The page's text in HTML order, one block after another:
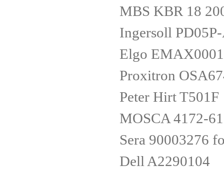
MBS KBR 18
Ingersoll
Elgo
Proxitron
Peter Hirt T501F
MOSCA 4172-
Sera 90003276
Dell A2290104